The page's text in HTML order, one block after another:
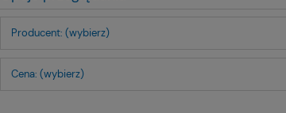
Producent: (wybierz)
Cena: (wybierz)